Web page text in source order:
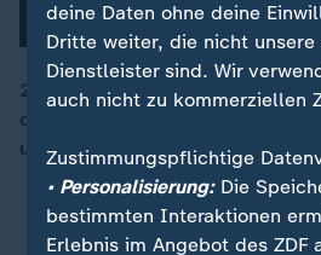
2026 steigen
die Rente – die Gastrosteuer
und Kfz-Versicherung werden
deine Daten ohne deine
Dritte weiter, die nicht unsere
Dienstleister sind. Wir
auch nicht zu kommerziellen
Zustimmungspflichtige
• Personalisierung:Die
bestimmten Interaktionen
Erlebnis im Angebot des ZDF